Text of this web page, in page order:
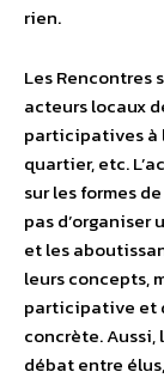
rien.
Les Rencontres
acteurs locaux
participatives à
quartier, etc.
sur les formes
pas d’organiser
et les
leurs concepts,
participative et
concrète.
débat entre